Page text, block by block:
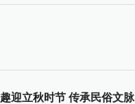
趣迎立秋时节 传承民俗文脉